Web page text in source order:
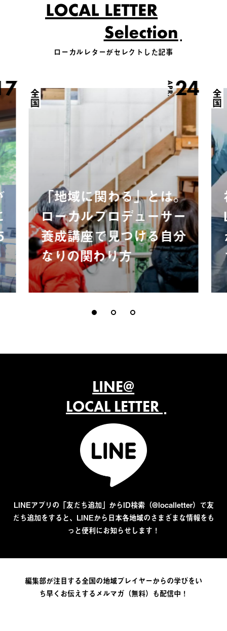
ローカルレターがセレクトした記事
APR.24
全国
「地域に関わる」とは。
ローカルプロデューサー
養成講座で見つける自分
なりの関わり方
全国
LINE@
LOCAL LETTER
LINEアプリの「友だち追加」からID検索（@localletter）で友
だち追加をすると、LINEから日本各地域のさまざまな情報をも
っと便利にお知らせします！
編集部が注目する全国の地域プレイヤーからの学びをい
ち早くお伝えするメルマガ（無料）も配信中！